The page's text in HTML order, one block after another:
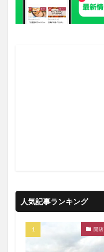
人気記事ランキング
開店